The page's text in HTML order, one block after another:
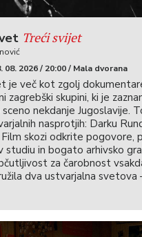
Treći svijet
08. 2026 / 20:00 / Mala dvorana
je več kot zgolj
zagrebški skupini, ki je
nekdanje Jugoslavije.
nasprotjih: Darku
Film skozi odkrite pogovore,
studiu in bogato arhivsko
za čarobnost
dva ustvarjalna svetova